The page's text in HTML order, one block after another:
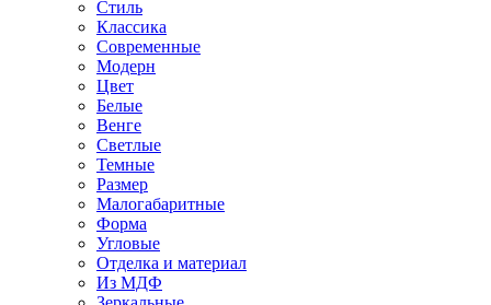
Стиль
Классика
Современные
Модерн
Цвет
Белые
Венге
Светлые
Темные
Размер
Малогабаритные
Форма
Угловые
Отделка и материал
Из МДФ